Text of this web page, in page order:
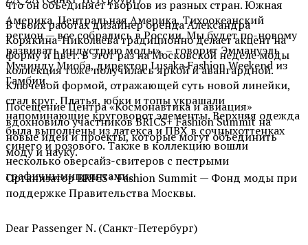
В своих работах дизайнер бренда Александра
Корякина-Николаева традиционно делает акцент на
форму и цвет. В этот раз на Московской неделе моды
коллекция тоже получилась яркой и авангардной.
Ключевой формой, отражающей суть новой линейки,
стал круг. Платья, юбки и топы украшали
напоминающие круговорот элементы. Верхняя одежда
была выполнены из латекса и ПВХ в сочныхоттенках
синего и розового. Также в коллекцию вошли
несколькооверсайз-свитеров с пестрыми
графичнымипринтами.
DearPassengerN. (Санкт-Петербург)
что он объединяет творцов из разных стран. Южная
Америка, Центральная Америка, Тихоокеанский
регион — все собрались в России. Мы будет по-новому
развивать индустрию моды», – говорит Эммануэль
Мучинду Миоба, директор Lusaka Fashion Weekend из
Гамбии.
Посещение Центра «Космонавтика и авиация»
вдохновило участников BRICS+ Fashion Summit на
новые идеи и проекты, которые могут объединить
моду и науку.
Организатор BRICS+ Fashion Summit — Фонд моды при
поддержке Правительства Москвы.